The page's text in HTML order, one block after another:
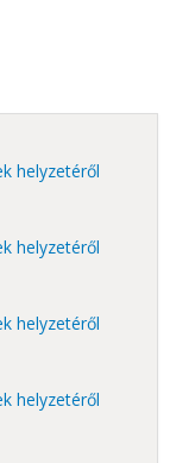
helyzetéről
helyzetéről
helyzetéről
helyzetéről